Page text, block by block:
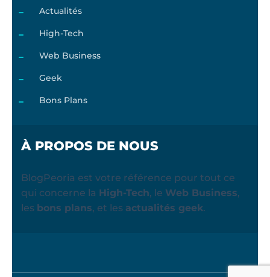
Actualités
High-Tech
Web Business
Geek
Bons Plans
À PROPOS DE NOUS
BlogPeoria est votre référence pour tout ce
qui concerne la High-Tech, le Web Business,
les bons plans, et les actualités geek.